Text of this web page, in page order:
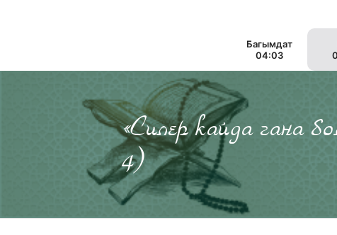
Багымдат
04:03
«Силер кайда гана
4)